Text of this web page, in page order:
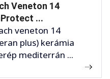
Veneton 14
...
veneton 14
plus) kerámia
mediterrán ...